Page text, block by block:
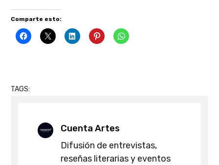
Comparte esto:
TAGS:
Cuenta Artes
Difusión de entrevistas,
reseñas literarias y eventos